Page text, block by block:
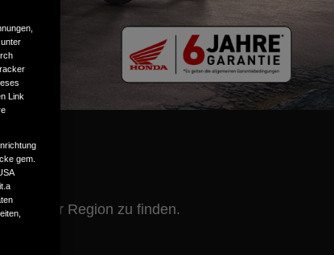
in deiner Region zu finden.
Link
gem.